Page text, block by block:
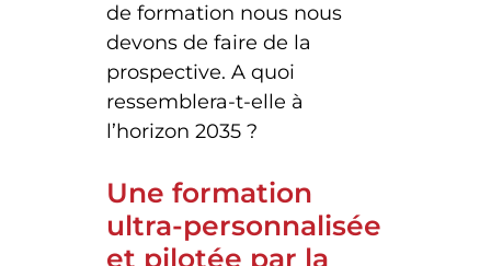
de formation nous nous
devons de faire de la
prospective. A quoi
ressemblera-t-elle à
l’horizon 2035 ?
Une formation
ultra-personnalisée
et pilotée par la